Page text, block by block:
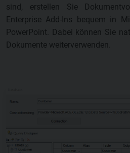
sind, erstellen Sie
Enterprise Add-Ins bequem in
PowerPoint. Dabei können Sie
Dokumente weiterverwenden.